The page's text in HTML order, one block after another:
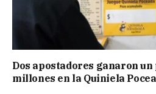
Dos apostadores ganaron un
millones en la Quiniela